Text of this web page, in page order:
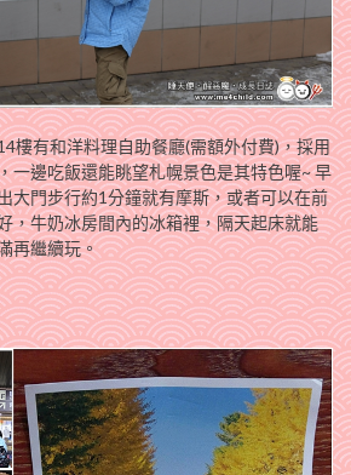
樓有和洋料理自助餐廳(需額外付費)，採用
一邊吃飯還能眺望札幌景色是其特色喔~ 早
大門步行約1分鐘就有摩斯，或者可以在前
，牛奶冰房間內的冰箱裡，隔天起床就能
再繼續玩。